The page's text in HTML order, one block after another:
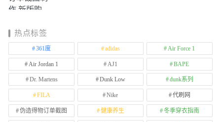
热点标签
361度 adidas Air Force 1
Air Jordan 1 AJ1 BAPE
Dr. Martens Dunk Low dunk系列
FILA Nike 代刷网
伪造得物订单截图 健康养生 冬季穿衣指南